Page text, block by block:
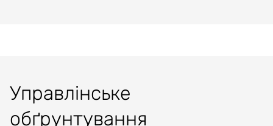
Управлінське
обґрунтування